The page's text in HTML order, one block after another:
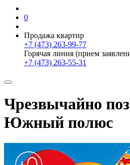
0
Продажа квартир
+7 (473) 263-99-77
Горячая линия (прием
+7 (473) 263-55-31
Чрезвычайно
Южный полюс